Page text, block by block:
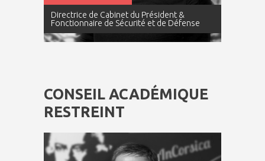
Directrice de Cabinet du Président &
Fonctionnaire de Sécurité et de Défense
CONSEIL ACADÉMIQUE
RESTREINT